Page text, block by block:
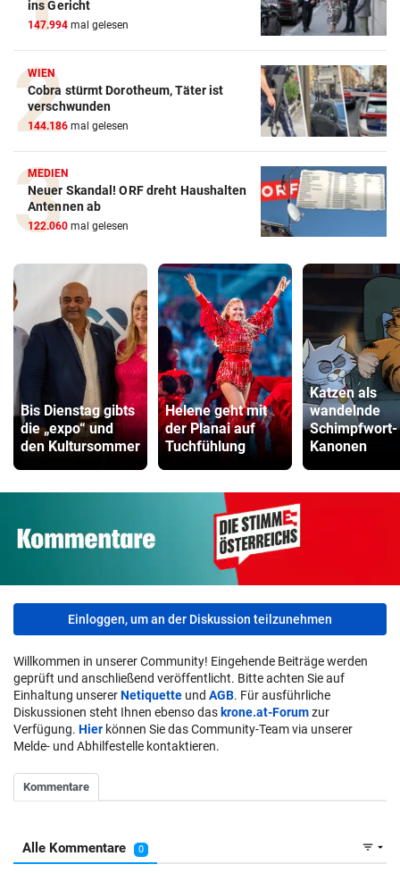
ins Gericht
147.994 mal gelesen
WIEN
Cobra stürmt Dorotheum, Täter ist
verschwunden
144.186 mal gelesen
MEDIEN
Neuer Skandal! ORF dreht Haushalten
Antennen ab
122.060 mal gelesen
Bis Dienstag gibts
die „expo“ und
den Kultursommer
Helene geht mit
der Planai auf
Tuchfühlung
Katzen als
wandelnde
Schimpfwort-
Kanonen
Einloggen, um an der Diskussion teilzunehmen
Willkommen in unserer Community! Eingehende Beiträge werden
geprüft und anschließend veröffentlicht. Bitte achten Sie auf
Einhaltung unsererNetiquette und AGB. Für ausführliche
Diskussionen steht Ihnen ebenso das krone.at-Forumzur
Verfügung. Hier können Sie das Community-Team via unserer
Melde- und Abhilfestelle kontaktieren.